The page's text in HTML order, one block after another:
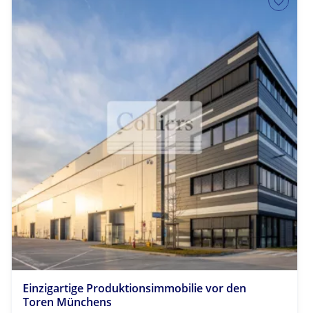
Einzigartige Produktionsimmobilie vor den
Toren Münchens